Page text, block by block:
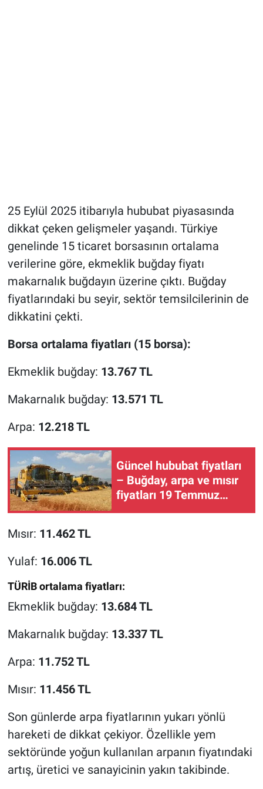
25 Eylül 2025 itibarıyla hububat piyasasında
dikkat çeken gelişmeler yaşandı. Türkiye
genelinde 15 ticaret borsasının ortalama
verilerine göre, ekmeklik buğday fiyatı
makarnalık buğdayın üzerine çıktı. Buğday
fiyatlarındaki bu seyir, sektör temsilcilerinin de
dikkatini çekti.
Borsa ortalama fiyatları (15 borsa):
Ekmeklik buğday: 13.767 TL
Makarnalık buğday: 13.571 TL
Arpa: 12.218 TL
Güncel hububat fiyatları
– Buğday, arpa ve mısır
fiyatları 19 Temmuz
2026
Mısır: 11.462 TL
Yulaf: 16.006 TL
TÜRİB ortalama fiyatları:
Ekmeklik buğday: 13.684 TL
Makarnalık buğday: 13.337 TL
Arpa: 11.752 TL
Mısır: 11.456 TL
Son günlerde arpa fiyatlarının yukarı yönlü
hareketi de dikkat çekiyor. Özellikle yem
sektöründe yoğun kullanılan arpanın fiyatındaki
artış, üretici ve sanayicinin yakın takibinde.